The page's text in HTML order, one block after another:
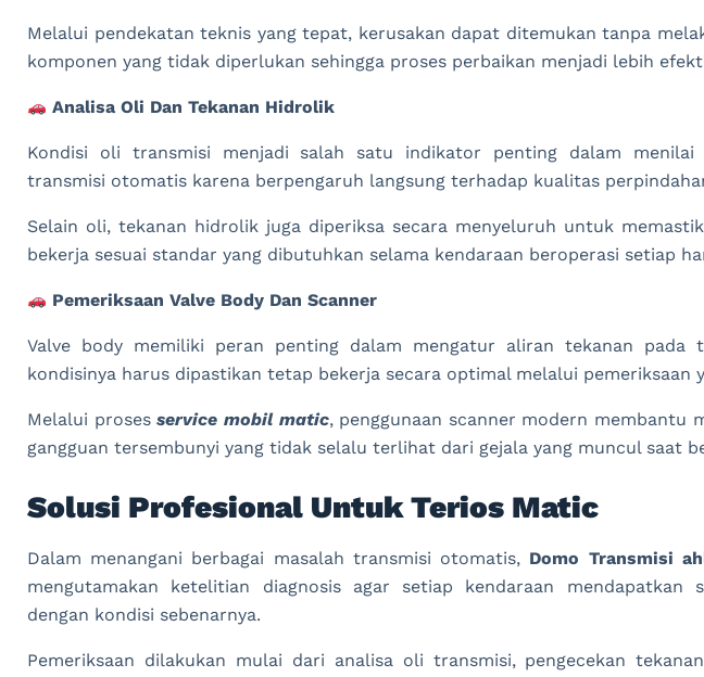
Melalui pendekatan teknis yang tepat, kerusakan dapat ditemukan tanpa
komponen yang tidak diperlukan sehingga proses perbaikan menjadi lebih
Analisa Oli Dan Tekanan Hidrolik
Kondisi oli transmisi menjadi salah satu indikator penting dalam menilai
transmisi otomatis karena berpengaruh langsung terhadap kualitas
Selain oli, tekanan hidrolik juga diperiksa secara menyeluruh untuk
bekerja sesuai standar yang dibutuhkan selama kendaraan beroperasi setiap
Pemeriksaan Valve Body Dan Scanner
Valve body memiliki peran penting dalam mengatur aliran tekanan pada
kondisinya harus dipastikan tetap bekerja secara optimal melalui pemeriksaan
Melalui prosesservice mobil matic, penggunaan scanner modern membantu
gangguan tersembunyi yang tidak selalu terlihat dari gejala yang muncul saat
Solusi Profesional Untuk Terios Matic
Dalam menangani berbagai masalah transmisi otomatis, Domo Transmisi
mengutamakan ketelitian diagnosis agar setiap kendaraan mendapatkan
dengan kondisi sebenarnya.
Pemeriksaan dilakukan mulai dari analisa oli transmisi, pengecekan